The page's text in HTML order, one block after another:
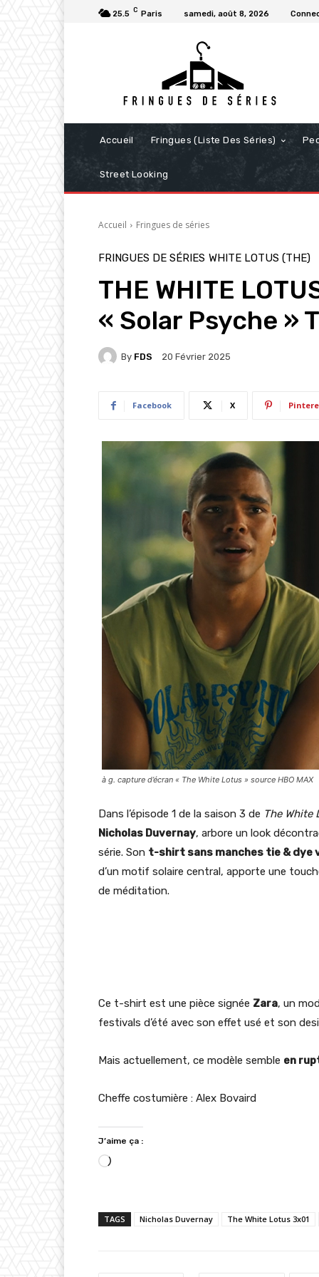
25.5 C Paris samedi, août 8, 2026
Accueil Fringues (Liste Des Séries)
Street Looking
Accueil Fringues de séries
FRINGUES DE SÉRIES WHITE LOTUS (THE)
THE WHITE
« Solar Psyche »
By FDS 20 Février 2025
Facebook X
à g. capture d’écran « The White Lotus » source HBO MAX
Dans l’épisode 1 de la saison 3 de The White
Nicholas Duvernay, arbore un look
série. Son t-shirt sans manches tie & dye
d’un motif solaire central, apporte une
de méditation.
Ce t-shirt est une pièce signée Zara, un
festivals d’été avec son effet usé et son
Mais actuellement, ce modèle semble en
Cheffe costumière : Alex Bovaird
J’aime ça :
C
r
TAGS Nicholas Duvernay The White Lotus 3x01